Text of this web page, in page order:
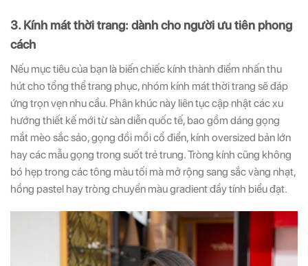
3. Kính mát thời trang: dành cho người ưu tiên phong
cách
Nếu mục tiêu của bạn là biến chiếc kính thành điểm nhấn thu
hút cho tổng thể trang phục, nhóm kính mát thời trang sẽ đáp
ứng trọn vẹn nhu cầu. Phân khúc này liên tục cập nhật các xu
hướng thiết kế mới từ sàn diễn quốc tế, bao gồm dáng gọng
mắt mèo sắc sảo, gọng đồi mồi cổ điển, kính oversized bản lớn
hay các mẫu gọng trong suốt trẻ trung. Tròng kính cũng không
bó hẹp trong các tông màu tối mà mở rộng sang sắc vàng nhạt,
hồng pastel hay tròng chuyển màu gradient đầy tính biểu đạt.